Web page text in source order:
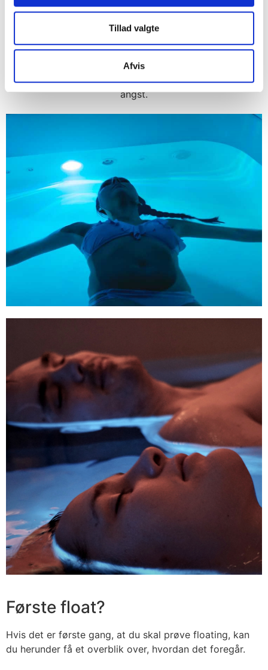
Tillad valgte
Afvis
saltvand, svæver du vægtløst og frigøres fra
tyngdekraftens pres. Dette skaber en unik mulighed for
at fordybe dig i meditation og styrke din forbindelse til
dit sind og din krop. Meditation under floating kan have
en række positive virkninger på dit sind og din krop. For
det første kan det hjælpe med at reducere stress og
angst.
Første float?
Hvis det er første gang, at du skal prøve floating, kan
du herunder få et overblik over, hvordan det foregår.